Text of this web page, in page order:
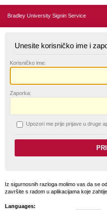
Bradley University Signin Service
Unesite korisničko ime i
Korisničko ime:
Zaporka:
Upozori me prije prijave u druge
Iz sigurnosnih razloga molimo vas da se
završite s radom u aplikacijama koje
Languages: